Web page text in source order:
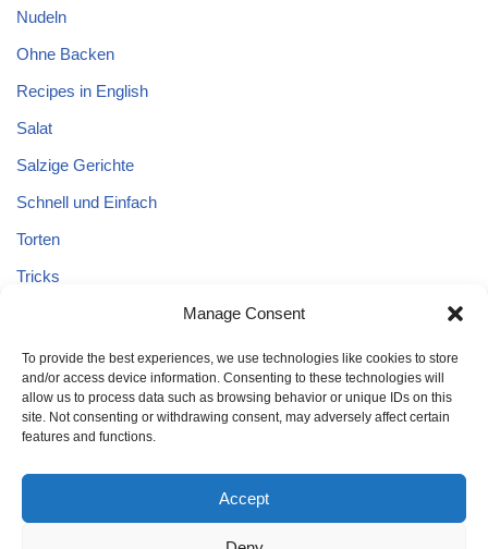
Manage Consent
To provide the best experiences, we use technologies like cookies to store
and/or access device information. Consenting to these technologies will
allow us to process data such as browsing behavior or unique IDs on this
site. Not consenting or withdrawing consent, may adversely affect certain
features and functions.
Accept
Nudeln
Ohne Backen
Recipes in English
Salat
Salzige Gerichte
Schnell und Einfach
Torten
Tricks
Uncategorized
Vegane Kuchen